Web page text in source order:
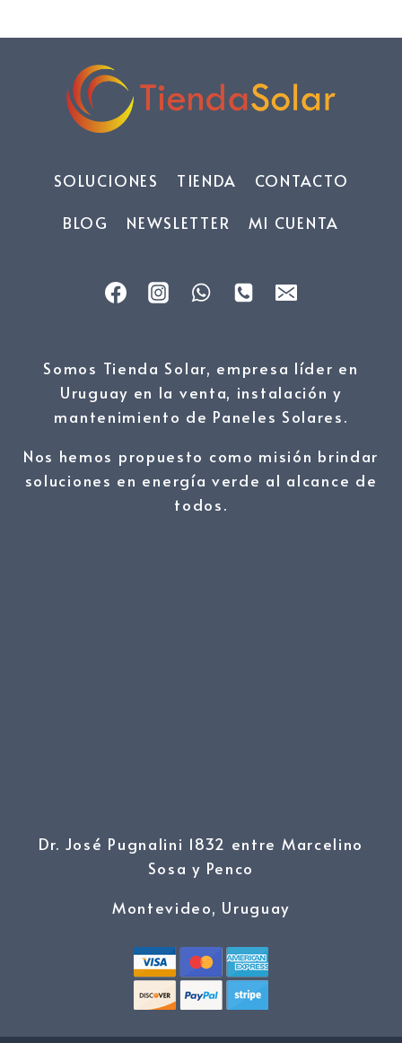
SOLUCIONES TIENDA
CONTACTO
BLOG
NEWSLETTER MI CUENTA
Somos Tienda Solar, empresa líder en
Uruguay en la venta, instalación y
mantenimiento de Paneles Solares.
Nos hemos propuesto como misión brindar
soluciones en energía verde al alcance de
todos.
Dr. José Pugnalini 1832 entre Marcelino
Sosa y Penco
Montevideo, Uruguay